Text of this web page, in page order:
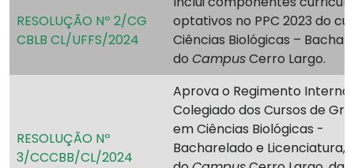
RESOLUÇÃO Nº 2/CG
CBLB CL/UFFS/2024
optativos no PPC 2023 do
Ciências Biológicas –
do CampusCerro Largo.
RESOLUÇÃO Nº
3/CCCBB/CL/2024
Aprova o Regimento Interno
Colegiado dos Cursos de
em Ciências Biológicas -
Bacharelado e Licenciatura,